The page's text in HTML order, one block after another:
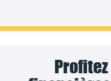
Profitez